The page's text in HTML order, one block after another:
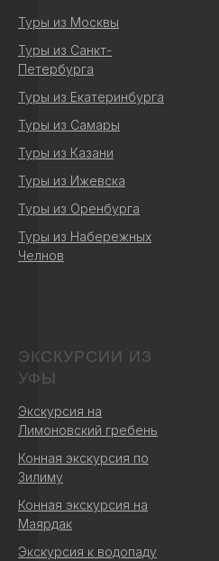
Туры из Москвы
Туры из Санкт-
Петербурга
Туры из Екатеринбурга
Туры из Самары
Туры из Казани
Туры из Ижевска
Туры из Оренбурга
Туры из Набережных
Челнов
ЭКСКУРСИИ ИЗ
УФЫ
Экскурсия на
Лимоновский гребень
Конная экскурсия по
Зилиму
Конная экскурсия на
Маярдак
Экскурсия к водопаду